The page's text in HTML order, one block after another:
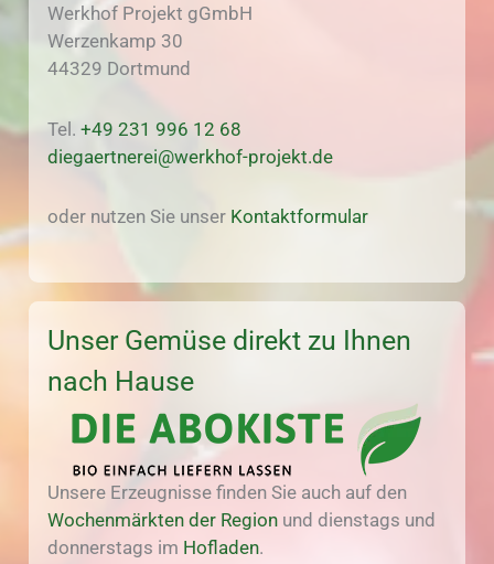
Werkhof Projekt gGmbH
Werzenkamp 30
44329 Dortmund
Tel.+49 231 996 12 68
diegaertnerei@werkhof-projekt.de
oder nutzen Sie unser Kontaktformular
Unser Gemüse direkt zu Ihnen
nach Hause
Unsere Erzeugnisse finden Sie auch auf den
Wochenmärkten der Region und dienstags und
donnerstags im Hofladen.